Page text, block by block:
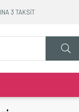
3 TAKSİT